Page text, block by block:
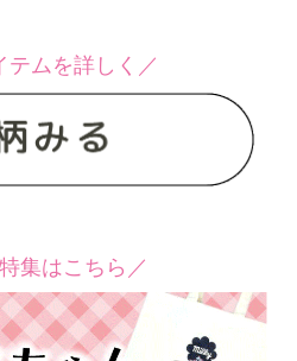
テムを詳しく／
集はこちら／